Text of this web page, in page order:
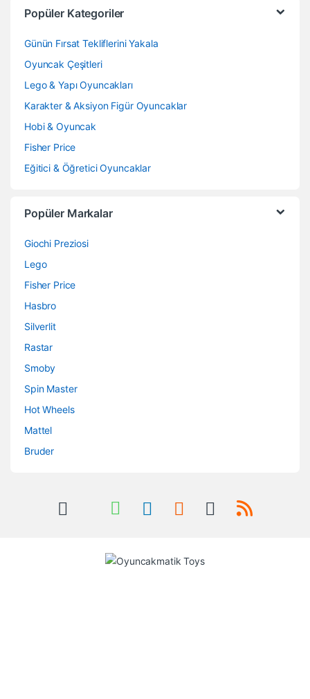
Popüler Kategoriler
Günün Fırsat Tekliflerini Yakala
Oyuncak Çeşitleri
Lego & Yapı Oyuncakları
Karakter & Aksiyon Figür Oyuncaklar
Hobi & Oyuncak
Fisher Price
Eğitici & Öğretici Oyuncaklar
Popüler Markalar
Giochi Preziosi
Lego
Fisher Price
Hasbro
Silverlit
Rastar
Smoby
Spin Master
Hot Wheels
Mattel
Bruder